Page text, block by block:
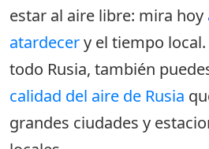
estar al aire libre: mira hoy
atardecery el tiempo local.
todo Rusia, también
calidad del aire de Rusia
grandes ciudades y